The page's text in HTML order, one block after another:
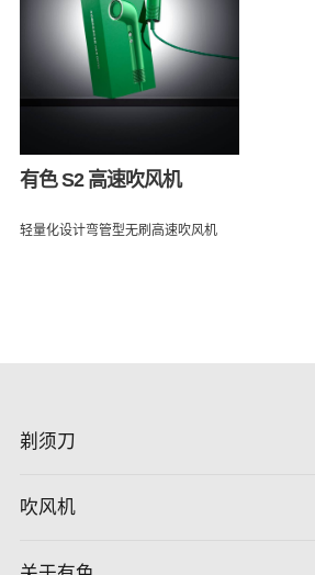
有色 S2 高速吹风机
轻量化设计弯管型无刷高速吹风机
剃须刀
吹风机